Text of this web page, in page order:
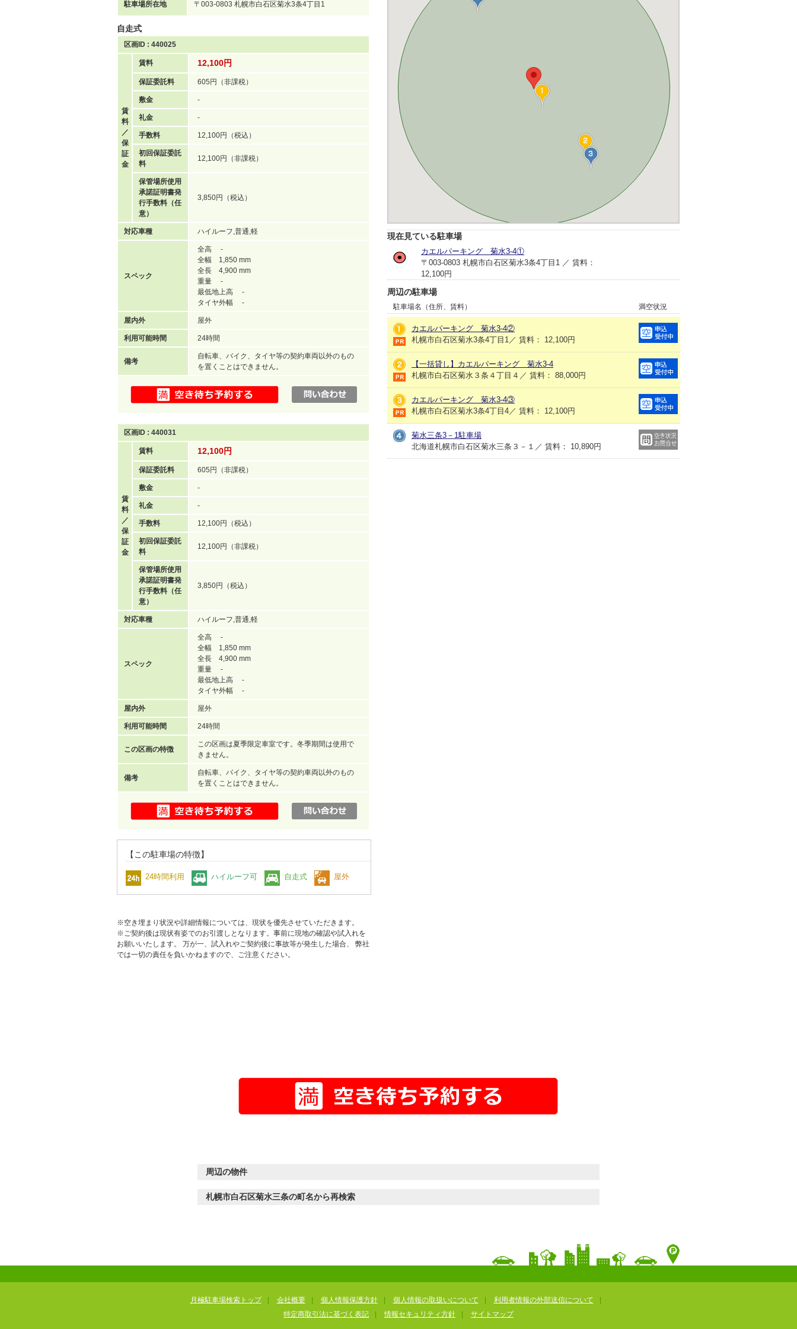
駐車場所在地 〒003-0803 札幌市白石区菊水3条4丁目1
自走式
区画ID : 440025
賃
料
／
保
証
金
賃料 12,100円
保証委託料 605円（非課税）
敷金 -
礼金 -
手数料 12,100円（税込）
初回保証委託
料
12,100円（非課税）
保管場所使用
承諾証明書発
行手数料（任
意）
3,850円（税込）
対応車種 ハイルーフ,普通,軽
スペック
全高 -
全幅 1,850 mm
全長 4,900 mm
重量 -
最低地上高 -
タイヤ外幅 -
屋内外 屋外
利用可能時間 24時間
備考
自転車、バイク、タイヤ等の契約車両以外のもの
を置くことはできません。
区画ID : 440031
賃
料
／
保
証
金
賃料 12,100円
保証委託料 605円（非課税）
敷金 -
礼金 -
手数料 12,100円（税込）
初回保証委託
料
12,100円（非課税）
保管場所使用
承諾証明書発
行手数料（任
意）
3,850円（税込）
対応車種 ハイルーフ,普通,軽
スペック
全高 -
全幅 1,850 mm
全長 4,900 mm
重量 -
最低地上高 -
タイヤ外幅 -
屋内外 屋外
利用可能時間 24時間
この区画の特徴
この区画は夏季限定車室です。冬季期間は使用で
きません。
備考
自転車、バイク、タイヤ等の契約車両以外のもの
を置くことはできません。
【この駐車場の特徴】
24時間利用 ハイルーフ可 自走式 屋外
※空き埋まり状況や詳細情報については、現状を優先させていただきます。
※ご契約後は現状有姿でのお引渡しとなります。事前に現地の確認や試入れを
お願いいたします。 万が一、試入れやご契約後に事故等が発生した場合、 弊社
では一切の責任を負いかねますので、ご注意ください。
現在見ている駐車場
カエルパーキング 菊水3-4①
〒003-0803 札幌市白石区菊水3条4丁目1 ／ 賃料：
12,100円
周辺の駐車場
駐車場名（住所、賃料） 満空状況
カエルパーキング 菊水3-4②
札幌市白石区菊水3条4丁目1／ 賃料： 12,100円
【一括貸し】カエルパーキング 菊水3-4
札幌市白石区菊水３条４丁目４／ 賃料： 88,000円
カエルパーキング 菊水3-4③
札幌市白石区菊水3条4丁目4／ 賃料： 12,100円
菊水三条3－1駐車場
北海道札幌市白石区菊水三条３－１／ 賃料： 10,890円
周辺の物件
札幌市白石区菊水三条の町名から再検索
月極駐車場検索トップ 会社概要 個人情報保護方針 個人情報の取扱いについて 利用者情報の外部送信について
特定商取引法に基づく表記
情報セキュリティ方針 サイトマップ